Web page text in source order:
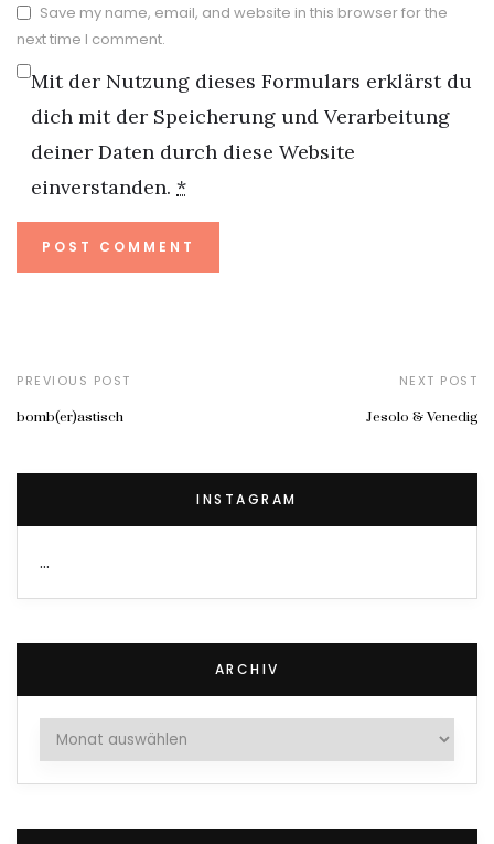
Save my name, email, and website in this browser for the
next time I comment.
Mit der Nutzung dieses Formulars erklärst du
dich mit der Speicherung und Verarbeitung
deiner Daten durch diese Website
einverstanden. *
PREVIOUS POST
bomb(er)astisch
NEXT POST
Jesolo & Venedig
INSTAGRAM
…
ARCHIV
Archiv